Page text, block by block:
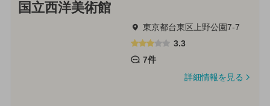
国立西洋美術館
東京都台東区上野公園7-7
3.3
7件
詳細情報を見る